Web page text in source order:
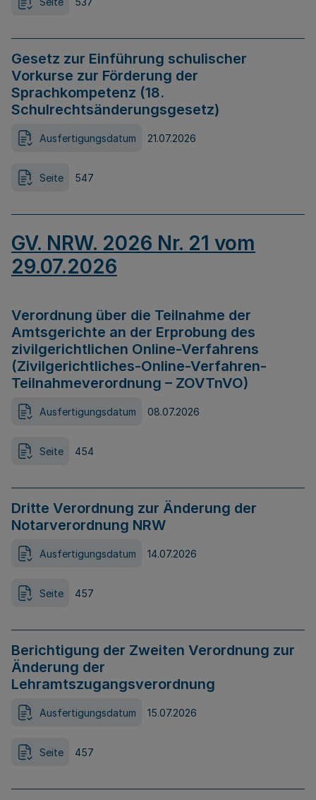
Gesetz zur Einführung schulischer
Vorkurse zur Förderung der
Sprachkompetenz (18.
Schulrechtsänderungsgesetz)
Ausfertigungsdatum 21.07.2026
Seite 547
GV. NRW. 2026 Nr. 21 vom
29.07.2026
Verordnung über die Teilnahme der
Amtsgerichte an der Erprobung des
zivilgerichtlichen Online-Verfahrens
(Zivilgerichtliches-Online-Verfahren-
Teilnahmeverordnung – ZOVTnVO)
Ausfertigungsdatum 08.07.2026
Seite 454
Dritte Verordnung zur Änderung der
Notarverordnung NRW
Ausfertigungsdatum 14.07.2026
Seite 457
Berichtigung der Zweiten Verordnung zur
Änderung der
Lehramtszugangsverordnung
Ausfertigungsdatum 15.07.2026
Seite 457